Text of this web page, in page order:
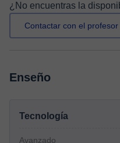
¿No encuentras la
Contactar con el profesor
Enseño
Tecnología
Avanzado